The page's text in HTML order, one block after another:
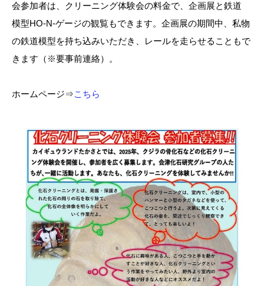
会参加者は、クリーニング体験会の料金で、企画展と鉄道
模型HO-N-ゲージの観覧もできます。企画展の期間中、私物
の鉄道模型を持ち込みいただき、レールを走らせることもで
きます（※要事前連絡）。
ホームページ⇒こちら